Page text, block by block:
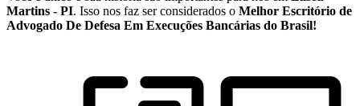
Martins - PI. Isso nos faz ser considerados o Melhor Escritório de
Advogado De Defesa Em Execuções Bancárias do Brasil!